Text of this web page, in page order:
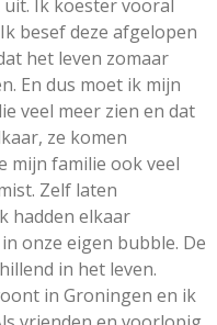
Ik koester vooral
besef deze afgelopen
het leven zomaar
En dus moet ik mijn
veel meer zien en dat
ze komen
mijn familie ook veel
Zelf laten
hadden elkaar
onze eigen bubble. De
in het leven.
in Groningen en ik